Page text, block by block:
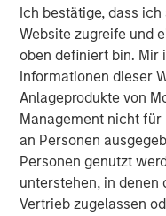
Ich bestätige, dass
Website zugreife und
oben definiert bin. Mir
Informationen dieser
Anlageprodukte von
Management nicht
an Personen
Personen genutzt
unterstehen, in denen
Vertrieb zugelassen
expected to be
time.
“Tops is a well-
performance, strong
customer base,” said
and Operating Partner,
“We are excited to
service to customers
leading supermarket in